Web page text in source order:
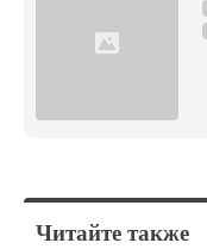
Читайте также